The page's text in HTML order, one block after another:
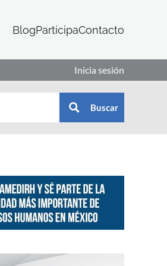
BlogParticipaContacto
Inicia sesión
Buscar